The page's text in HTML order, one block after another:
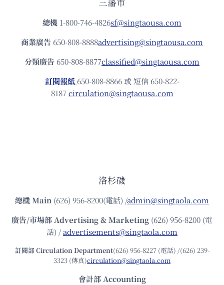
總機 1-800-746-4826sf@singtaousa.com
商業廣告 650-808-8888advertising@singtaousa.com
分類廣告 650-808-8877classified@singtaousa.com
訂閱報紙 650-808-8866 或 短信 650-822-
8187circulation@singtaousa.com
洛杉磯
總機Main (626) 956-8200(電話) /admin@singtaola.com
廣告/市場部Advertising & Marketing (626) 956-8200 (電
話) /advertisements@singtaola.com
訂閱部 Circulation Department(626) 956-8227 (電話) /(626) 239-
3323 (傳真)circulation@singtaola.com
會計部 Accounting